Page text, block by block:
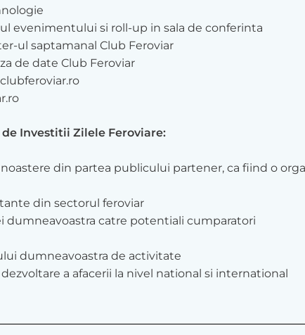
evenimentului si roll-up in sala de conferinta
ul saptamanal Club Feroviar
de date Club Feroviar
Investitii Zilele Feroviare:
din partea publicului partener, ca fiind o
din sectorul feroviar
dumneavoastra catre potentiali cumparatori
dumneavoastra de activitate
a afacerii la nivel national si international